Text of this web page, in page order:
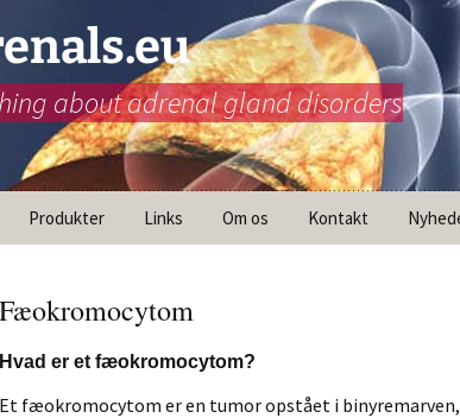
about adrenal gland disorders
Produkter
Animationer
informationer
Links
initiativer
Om os Kontakt
Fæokromocytom
Hvad er et fæokromocytom?
Et fæokromocytom er en tumor opstået i